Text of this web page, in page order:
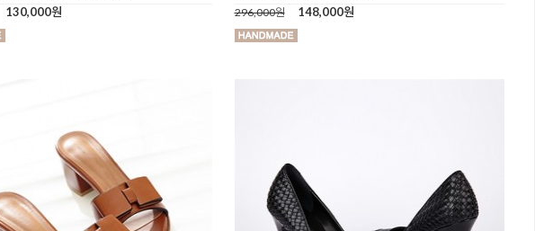
130,000원
296,000원
148,000원